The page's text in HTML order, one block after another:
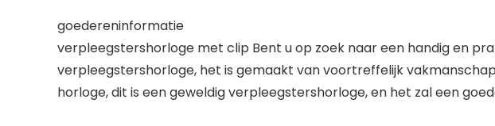
goedereninformatie
verpleegstershorloge met clip Bent u op zoek naar een handig en
verpleegstershorloge, het is gemaakt van voortreffelijk
horloge, dit is een geweldig verpleegstershorloge, en het zal een